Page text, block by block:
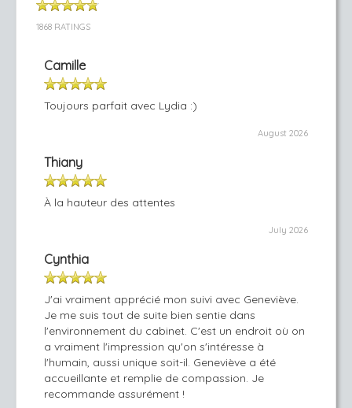
1868 RATINGS
Camille
Toujours parfait avec Lydia :)
August 2026
Thiany
À la hauteur des attentes
July 2026
Cynthia
J'ai vraiment apprécié mon suivi avec Geneviève.
Je me suis tout de suite bien sentie dans
l'environnement du cabinet. C'est un endroit où on
a vraiment l'impression qu'on s'intéresse à
l'humain, aussi unique soit-il. Geneviève a été
accueillante et remplie de compassion. Je
recommande assurément !